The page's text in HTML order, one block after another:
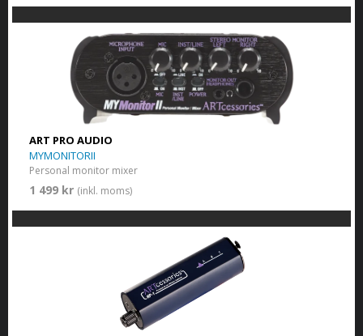
ART PRO AUDIO
MYMONITORII
Personal monitor mixer
1 499 kr (inkl. moms)